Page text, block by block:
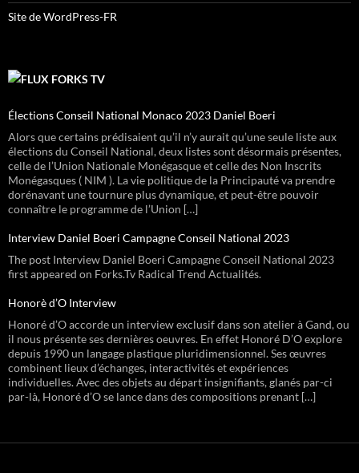
Site de WordPress-FR
FORKS TV
Élections Conseil National Monaco 2023 Daniel Boeri
Alors que certains prédisaient qu’il n’y aurait qu’une seule liste aux
élections du Conseil National, deux listes sont désormais présentes,
celle de l’Union Nationale Monégasque et celle des Non Inscrits
Monégasques ( NIM ). La vie politique de la Principauté va prendre
dorénavant une tournure plus dynamique, et peut-être pouvoir
connaître le programme de l’Union […]
Interview Daniel Boeri Campagne Conseil National 2023
The post Interview Daniel Boeri Campagne Conseil National 2023
first appeared on Forks.Tv Radical Trend Actualités.
Honorè d’O Interview
Honoré d’O accorde un interview exclusif dans son atelier à Gand, ou
il nous présente ses dernières oeuvres. En effet Honoré D’O explore
depuis 1990 un langage plastique pluridimensionnel. Ses œuvres
combinent lieux d’échanges, interactivités et expériences
individuelles. Avec des objets au départ insignifiants, glanés par-ci
par-là, Honoré d’O se lance dans des compositions prenant […]